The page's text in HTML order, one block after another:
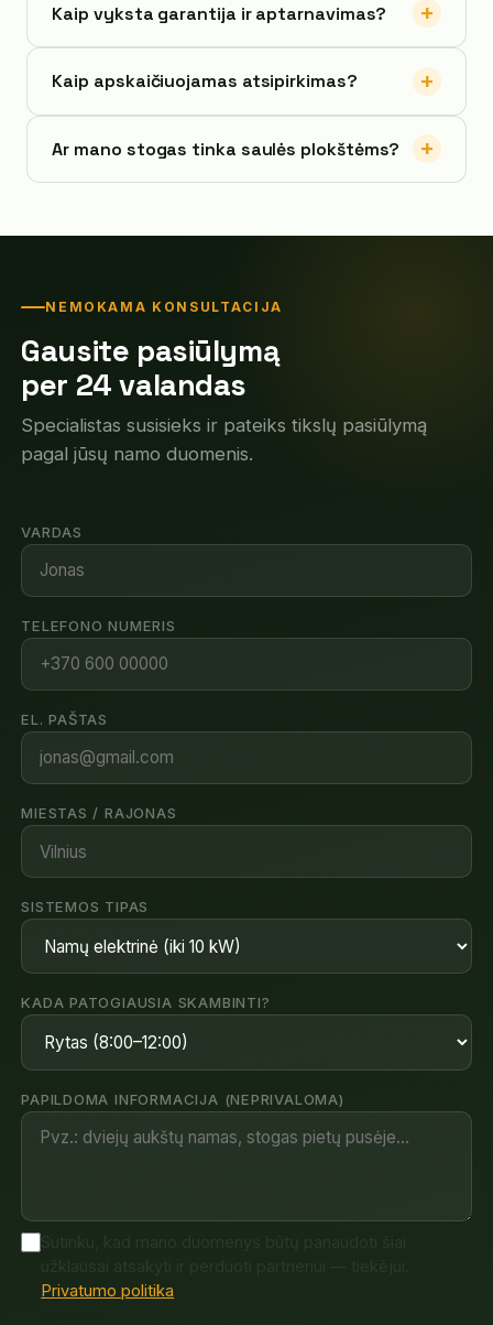
Kaip vyksta garantija ir aptarnavimas?
Kaip apskaičiuojamas atsipirkimas?
Ar mano stogas tinka saulės plokštėms?
NEMOKAMA KONSULTACIJA
Gausite pasiūlymą
per 24 valandas
Specialistas susisieks ir pateiks tikslų pasiūlymą
pagal jūsų namo duomenis.
VARDAS
TELEFONO NUMERIS
EL. PAŠTAS
MIESTAS / RAJONAS
SISTEMOS TIPAS
KADA PATOGIAUSIA SKAMBINTI?
PAPILDOMA INFORMACIJA (NEPRIVALOMA)
Privatumo politika